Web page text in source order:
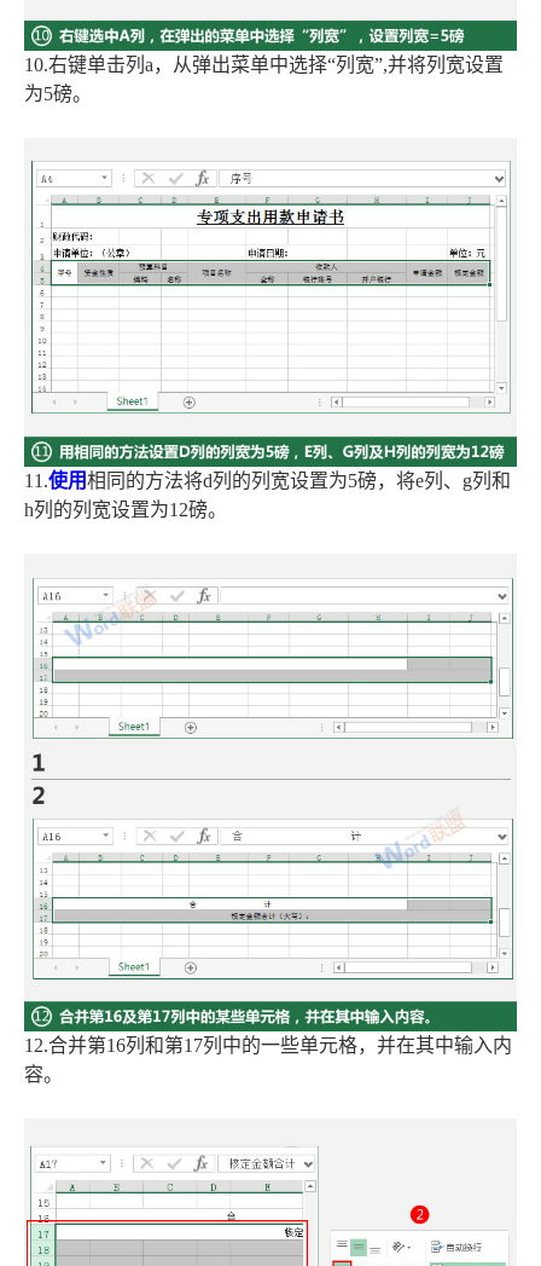
10.右键单击列a，从弹出菜单中选择“列宽”,并将列宽设置
为5磅。
11.使用相同的方法将d列的列宽设置为5磅，将e列、g列和
h列的列宽设置为12磅。
12.合并第16列和第17列中的一些单元格，并在其中输入内
容。